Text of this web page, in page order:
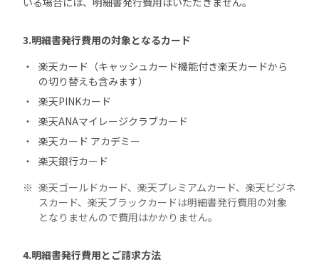
3.明細書発行費用の対象となるカード
楽天カード（キャッシュカード機能付き楽天カードから
の切り替えも含みます）
楽天PINKカード
楽天ANAマイレージクラブカード
楽天カード アカデミー
楽天銀行カード
楽天ゴールドカード、楽天プレミアムカード、楽天ビジネ
スカード、楽天ブラックカードは明細書発行費用の対象
となりませんので費用はかかりません。
4.明細書発行費用とご請求方法